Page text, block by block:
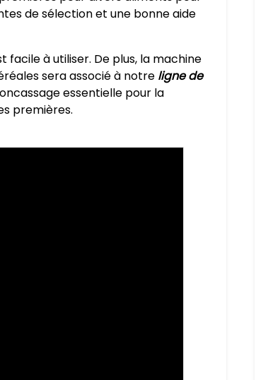
de sélection et une bonne aide
à utiliser. De plus, la machine
sera associé à notre ligne de
essentielle pour la
premières.